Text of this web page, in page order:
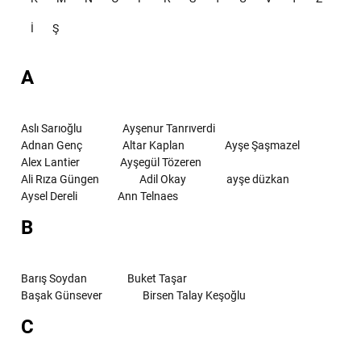
İ Ş
A
Aslı Sarıoğlu
Ayşenur Tanrıverdi
Adnan Genç
Altar Kaplan
Ayşe Şaşmazel
Alex Lantier
Ayşegül Tözeren
Ali Rıza Güngen
Adil Okay
ayşe düzkan
Aysel Dereli
Ann Telnaes
B
Barış Soydan
Buket Taşar
Başak Günsever
Birsen Talay Keşoğlu
C